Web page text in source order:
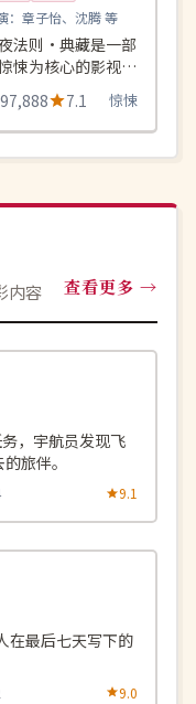
： 章子怡、沈腾 等
法则·典藏是一部
悚为核心的影视作
围绕危机、反转与
成长展开，整体节
凑，值得推荐观
97,888 7.1 惊悚
内容 查看更多
，宇航员发现飞
旅伴。
9.1
在最后七天写下的
9.0